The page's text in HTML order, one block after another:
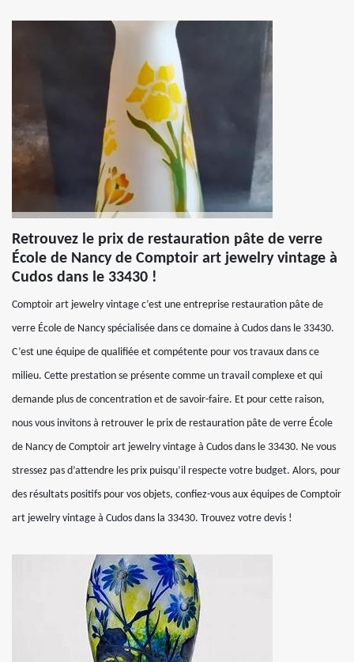
Retrouvez le prix de restauration pâte de verre
École de Nancy de Comptoir art jewelry vintage à
Cudos dans le 33430 !
Comptoir art jewelry vintage c’est une entreprise restauration pâte de
verre École de Nancy spécialisée dans ce domaine à Cudos dans le 33430.
C’est une équipe de qualifiée et compétente pour vos travaux dans ce
milieu. Cette prestation se présente comme un travail complexe et qui
demande plus de concentration et de savoir-faire. Et pour cette raison,
nous vous invitons à retrouver le prix de restauration pâte de verre École
de Nancy de Comptoir art jewelry vintage à Cudos dans le 33430. Ne vous
stressez pas d’attendre les prix puisqu’il respecte votre budget. Alors, pour
des résultats positifs pour vos objets, confiez-vous aux équipes de Comptoir
art jewelry vintage à Cudos dans la 33430. Trouvez votre devis !